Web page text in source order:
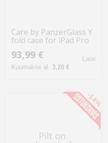
Care by PanzerGlass Y
fold case for iPad Pro
gray
93,99 €
Kuumakse al. 3,20 €
Laos
-14%